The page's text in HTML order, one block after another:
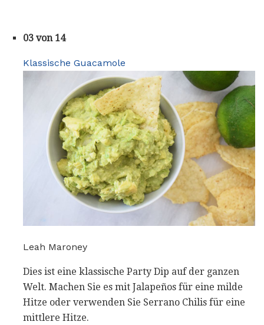
03 von 14
Klassische Guacamole
Leah Maroney
Dies ist eine klassische Party Dip auf der ganzen
Welt. Machen Sie es mit Jalapeños für eine milde
Hitze oder verwenden Sie Serrano Chilis für eine
mittlere Hitze.